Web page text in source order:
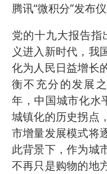
腾讯“微积分”发布
党的十九大报告指
义进入新时代，我
化为人民日益增长
衡不充分的发展
年，中国城市化水
城镇化的历史拐点
市增量发展模式将
此背景下，作为城
不再只是购物的地